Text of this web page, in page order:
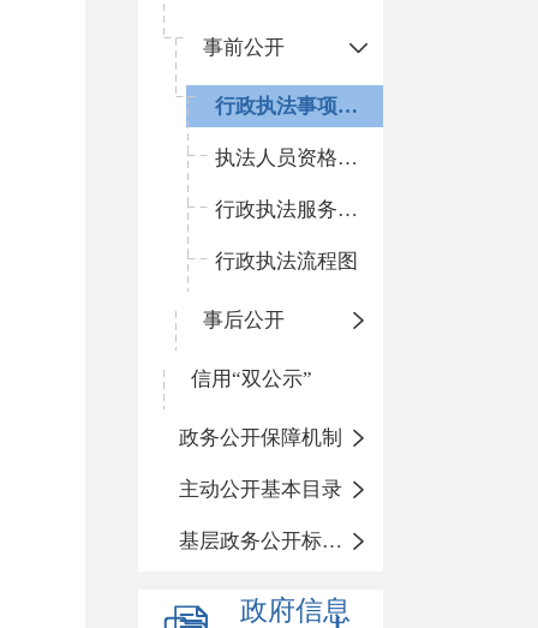
事前公开
行政执法事项清单
执法人员资格清单
行政执法服务指南
行政执法流程图
事后公开
信用“双公示”
政务公开保障机制
主动公开基本目录
基层政务公开标准化目录
政府信息